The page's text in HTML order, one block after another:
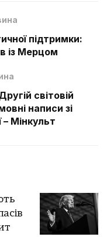
підтримки:
із Мерцом
світовій
написи зі
– Мінкульт